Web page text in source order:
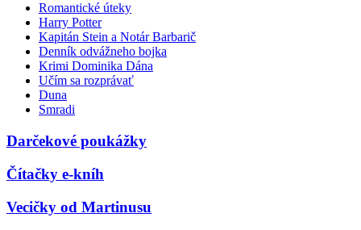
Romantické úteky
Harry Potter
Kapitán Stein a Notár Barbarič
Denník odvážneho bojka
Krimi Dominika Dána
Učím sa rozprávať
Duna
Smradi
Darčekové poukážky
Čítačky e-kníh
Vecičky od Martinusu